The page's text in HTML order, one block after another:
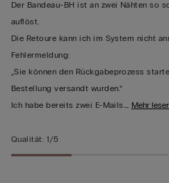
Der Bandeau-BH ist an zwei Nähten so
auflöst.
Die Retoure kann ich im System nicht
Fehlermeldung:
„Sie können den Rückgabeprozess
Bestellung versandt wurden.“
Ich habe bereits zwei E-Mails… Mehr
Qualität: 1/5